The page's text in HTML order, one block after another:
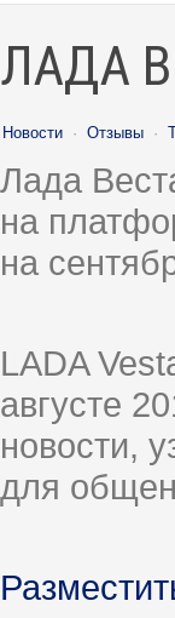
ЛАДА
Новости · Отзывы ·
Лада
на
на
LADA
августе
новости,
для